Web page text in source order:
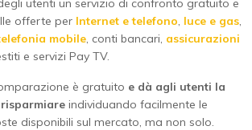
utenti un servizio di confronto gratuito e
offerte per Internet e telefono, luce e gas,
mobile, conti bancari, assicurazioni
e servizi Pay TV.
è gratuito e dà agli utenti la
individuando facilmente le
disponibili sul mercato, ma non solo.